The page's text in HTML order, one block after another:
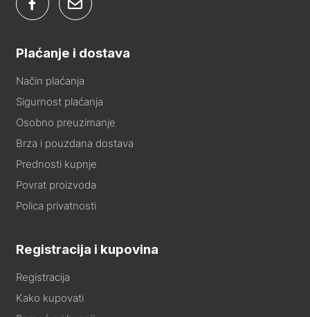
Plaćanje i dostava
Način plaćanja
Sigurnost plaćanja
Osobno preuzimanje
Brza i pouzdana dostava
Prednosti kupnje
Povrat proizvoda
Polica privatnosti
Registracija i kupovina
Registracija
Kako kupovati